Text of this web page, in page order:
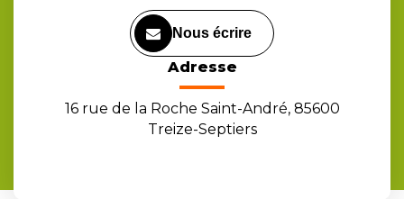
Nous écrire
Adresse
16 rue de la Roche Saint-André, 85600
Treize-Septiers